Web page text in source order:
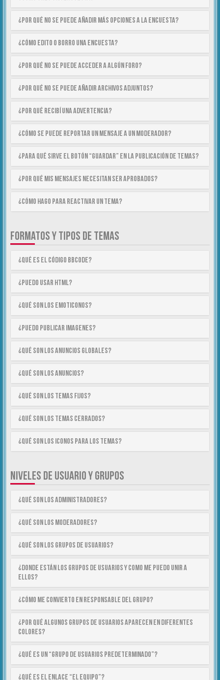
¿Por qué no se puede añadir más opciones a la encuesta?
¿Cómo edito o borro una encuesta?
¿Por qué no se puede acceder a algún foro?
¿Por qué no se puede añadir archivos adjuntos?
¿Por qué recibí una advertencia?
¿Cómo se puede reportar un mensaje a un moderador?
¿Para qué sirve el botón “Guardar” en la publicación de temas?
¿Por qué mis mensajes necesitan ser aprobados?
¿Cómo hago para reactivar un tema?
FORMATOS Y TIPOS DE TEMAS
¿Qué es el código BBCode?
¿Puedo usar HTML?
¿Qué son los emoticonos?
¿Puedo publicar imagenes?
¿Qué son los anuncios globales?
¿Qué son los anuncios?
¿Qué son los temas fijos?
¿Qué son los temas cerrados?
¿Qué son los iconos para los temas?
NIVELES DE USUARIO Y GRUPOS
¿Qué son los Administradores?
¿Qué son los Moderadores?
¿Qué son los Grupos de Usuarios?
¿Donde están los Grupos de Usuarios y como me puedo unir a
ellos?
¿Cómo me convierto en Responsable del Grupo?
¿Por qué algunos Grupos de Usuarios aparecen en diferentes
colores?
¿Qué es un “Grupo de Usuarios predeterminado”?
¿Qué es el enlace “El equipo”?